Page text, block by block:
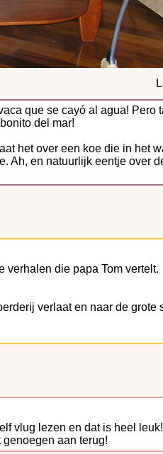
que se cayó al agua! Pero
del mar!
het over een koe die in het
Ah, en natuurlijk eentje over
verhalen die papa Tom vertelt.
verlaat en naar de grote
vlug lezen en dat is heel
aan terug!